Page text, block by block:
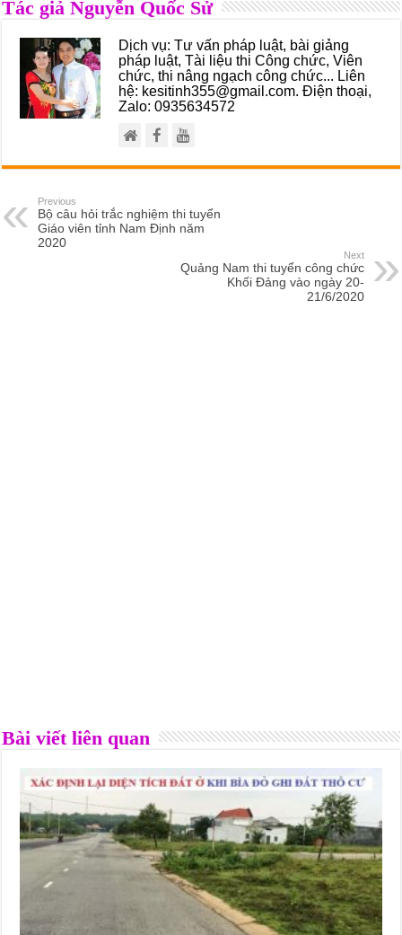
Tác giả Nguyễn Quốc Sử
Dịch vụ: Tư vấn pháp luật, bài giảng
pháp luật, Tài liệu thi Công chức, Viên
chức, thi nâng ngạch công chức... Liên
hệ: kesitinh355@gmail.com. Điện thoại,
Zalo: 0935634572
Previous
Bộ câu hỏi trắc nghiệm thi tuyển
Giáo viên tỉnh Nam Định năm
2020
Next
Quảng Nam thi tuyển công chức
Khối Đảng vào ngày 20-
21/6/2020
Bài viết liên quan